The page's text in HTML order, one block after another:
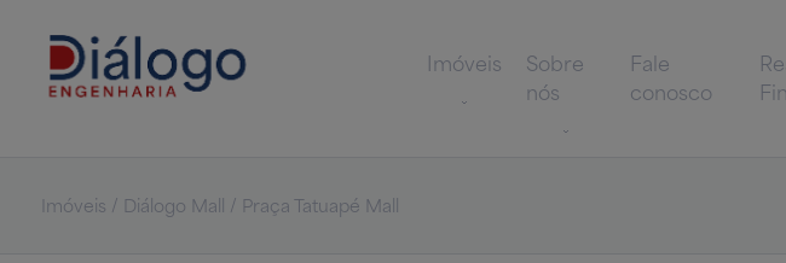
Imóveis
Sobre
nós
Fale
conosco
Imóveis / Diálogo Mall / Praça Tatuapé Mall